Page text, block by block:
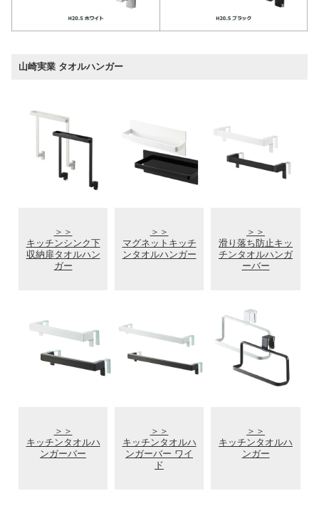
山崎実業 タオルハンガー
＞＞
キッチンシンク下
収納扉タオルハン
ガー
＞＞
マグネットキッチ
ンタオルハンガー
＞＞
滑り落ち防止キッ
チンタオルハンガ
ーバー
＞＞
キッチンタオルハ
ンガーバー
＞＞
キッチンタオルハ
ンガーバー ワイ
ド
＞＞
キッチンタオルハ
ンガー